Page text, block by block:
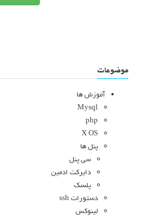
موضوعات
آموزش ها
Mysql
php
X OS
پنل ها
سی پنل
دایرکت ادمین
پلسک
دستورات ssh
لینوکس